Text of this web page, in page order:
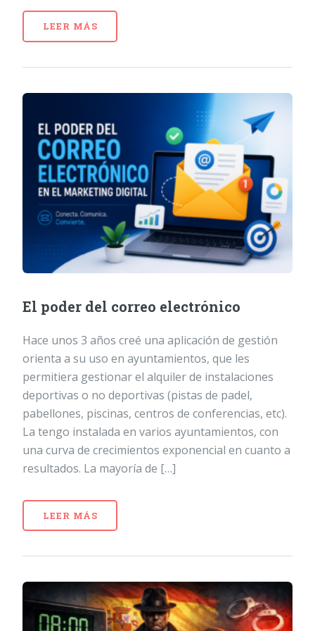
LEER MÁS
El poder del correo electrónico
Hace unos 3 años creé una aplicación de gestión
orienta a su uso en ayuntamientos, que les
permitiera gestionar el alquiler de instalaciones
deportivas o no deportivas (pistas de padel,
pabellones, piscinas, centros de conferencias, etc).
La tengo instalada en varios ayuntamientos, con
una curva de crecimientos exponencial en cuanto a
resultados. La mayoría de […]
LEER MÁS